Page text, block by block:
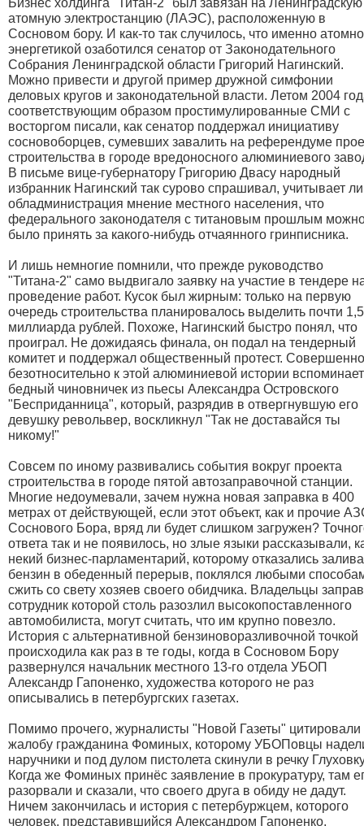
Бизнес холдинга "Титан-2" был завязан на Ленинградскую
атомную электростанцию (ЛАЭС), расположенную в
Сосновом бору. И как-то так случилось, что именно
энергетикой озаботился сенатор от Законодательного
Собрания Ленинградской области Григорий Нагинский.
Можно привести и другой пример дружной симфонии
деловых кругов и законодательной власти. Летом 2004
соответствующим образом простимулированные СМИ с
восторгом писали, как сенатор поддержал инициативу
сосновоборцев, сумевших завалить на референдуме
строительства в городе вредоносного алюминиевого
В письме вице-губернатору Григорию Двасу народный
избранник Нагинский так сурово спрашивал, учитывает ли
обладминистрация мнение местного населения, что
федерального законодателя с титановым прошлым
было принять за какого-нибудь отчаянного гринписника.
И лишь немногие помнили, что прежде руководство
"Титана-2" само выдвигало заявку на участие в тендере
проведение работ. Кусок был жирным: только на первую
очередь строительства планировалось выделить почти 1,5
миллиарда рублей. Похоже, Нагинский быстро понял, что
проиграл. Не дожидаясь финала, он подал на тендерный
комитет и поддержал общественный протест. Совершенно
безотносительно к этой алюминиевой истории
бедный чиновничек из пьесы Александра Островского
"Бесприданница", который, разрядив в отвергнувшую его
девушку револьвер, воскликнул "Так не доставайся ты
никому!"
Совсем по иному развивались события вокруг проекта
строительства в городе пятой автозаправочной станции.
Многие недоумевали, зачем нужна новая заправка в 400
метрах от действующей, если этот объект, как и прочие
Соснового Бора, вряд ли будет слишком загружен?
ответа так и не появилось, но злые языки рассказывали,
некий бизнес-парламентарий, которому отказались
бензин в обеденный перерыв, поклялся любыми
сжить со свету хозяев своего обидчика. Владельцы
сотрудник которой столь разозлил высокопоставленного
автомобилиста, могут считать, что им крупно повезло.
История с альтернативной бензиноворазливочной точкой
происходила как раз в те годы, когда в Сосновом Бору
развернулся начальник местного 13-го отдела УБОП
Александр Гапоненко, художества которого не раз
описывались в петербургских газетах.
Помимо прочего, журналисты "Новой Газеты" цитировали
жалобу гражданина Фоминых, которому УБОПовцы
наручники и под дулом пистолета скинули в речку
Когда же Фоминых принёс заявление в прокуратуру, там
разорвали и сказали, что своего друга в обиду не дадут.
Ничем закончилась и история с петербуржцем, которого
человек, представившийся Александром Гапоненко,